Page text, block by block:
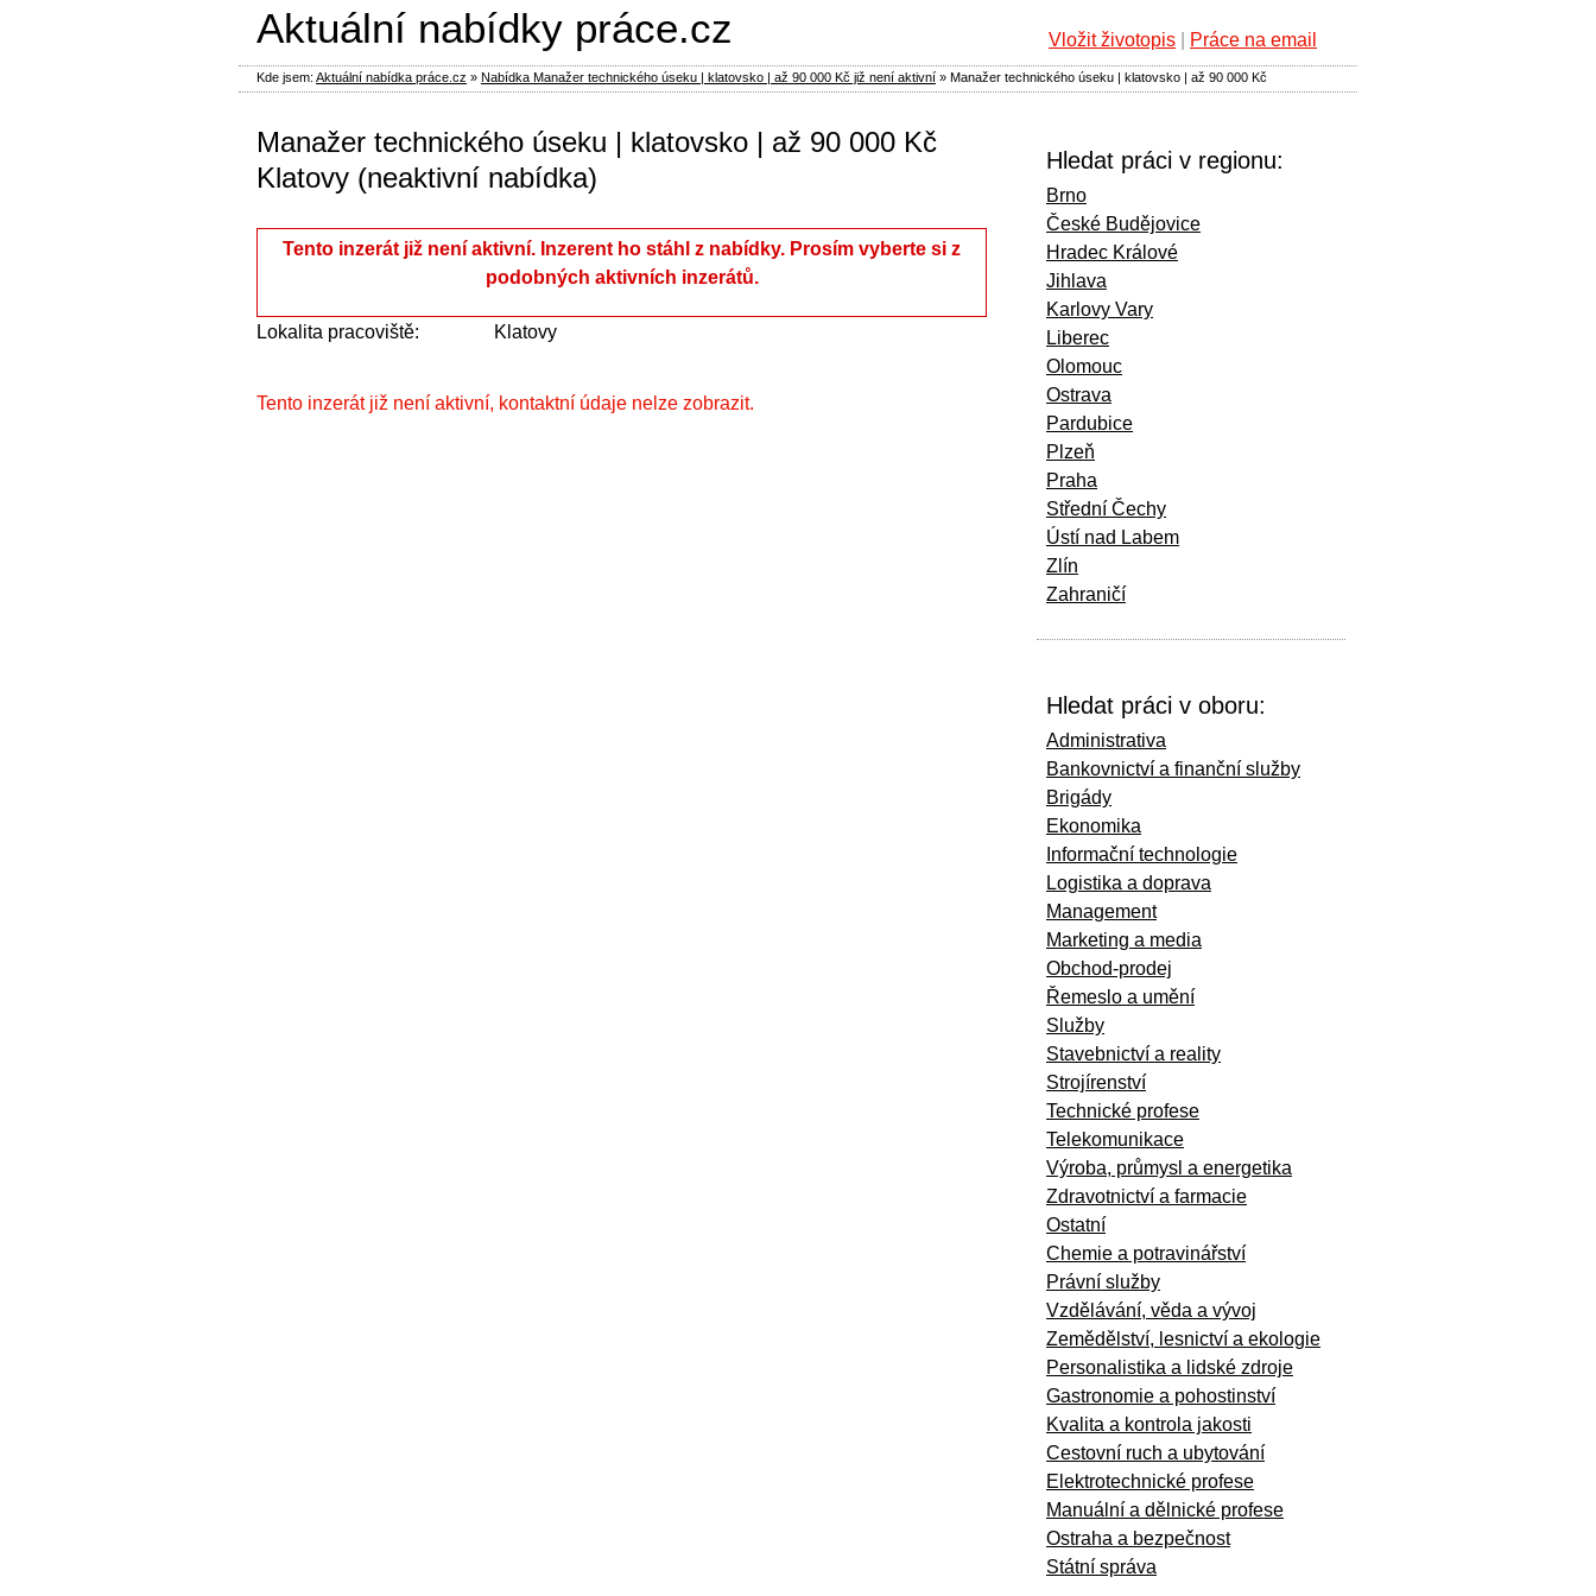
Manažer technického úseku | klatovsko | až 90 000 Kč
Klatovy (neaktivní nabídka)
Tento inzerát již není aktivní. Inzerent ho stáhl z nabídky. Prosím vyberte si z
podobných aktivních inzerátů.
Lokalita pracoviště: Klatovy
Tento inzerát již není aktivní, kontaktní údaje nelze zobrazit.
Hledat práci v regionu:
Brno
České Budějovice
Hradec Králové
Jihlava
Karlovy Vary
Liberec
Olomouc
Ostrava
Pardubice
Plzeň
Praha
Střední Čechy
Ústí nad Labem
Zlín
Zahraničí
Hledat práci v oboru:
Administrativa
Bankovnictví a finanční služby
Brigády
Ekonomika
Informační technologie
Logistika a doprava
Management
Marketing a media
Obchod-prodej
Řemeslo a umění
Služby
Stavebnictví a reality
Strojírenství
Technické profese
Telekomunikace
Výroba, průmysl a energetika
Zdravotnictví a farmacie
Ostatní
Chemie a potravinářství
Právní služby
Vzdělávání, věda a vývoj
Zemědělství, lesnictví a ekologie
Personalistika a lidské zdroje
Gastronomie a pohostinství
Kvalita a kontrola jakosti
Cestovní ruch a ubytování
Elektrotechnické profese
Manuální a dělnické profese
Ostraha a bezpečnost
Státní správa
Aktuální nabídky práce.cz Vložit životopis Práce na email
Kde jsem: Aktuální nabídka práce.cz » Nabídka Manažer technického úseku | klatovsko | až 90 000 Kč již není aktivní » Manažer technického úseku | klatovsko | až 90 000 Kč